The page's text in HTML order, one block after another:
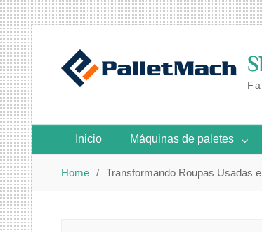
Skip
to
content
Inicio Máquinas de paletes
Home Transformando Roupas Usadas